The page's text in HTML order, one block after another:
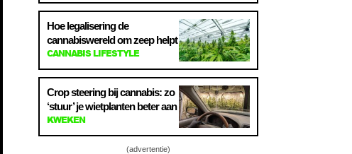
Hoe legalisering de
cannabiswereld om zeep helpt
CANNABIS LIFESTYLE
Crop steering bij cannabis: zo
‘stuur’ je wietplanten beter aan
KWEKEN
(advertentie)